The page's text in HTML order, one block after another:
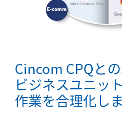
Cincom CPQとの
ビジネスユニッ
作業を合理化しま